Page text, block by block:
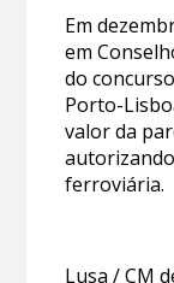
Em
em
do
Porto-
valor da
ferroviária.
Lusa / CM